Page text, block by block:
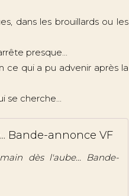
dans les brouillards ou les
presque...
ce qui a pu advenir après la
se cherche...
Bande-annonce VF
dès l'aube... Bande-